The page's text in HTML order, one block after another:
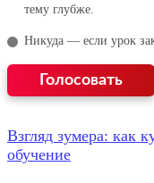
тему глубже.
Никуда — если урок
Взгляд зумера: как
обучение